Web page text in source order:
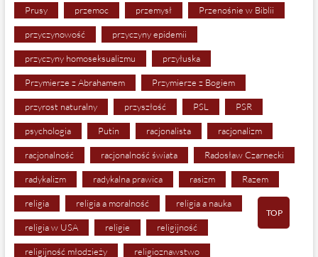
Prusy przemoc przemysł Przenośnie w Biblii
przyczynowość przyczyny epidemii
przyczyny homoseksualizmu przyłuska
Przymierze z Abrahamem Przymierze z Bogiem
przyrost naturalny przyszłość PSL PSR
psychologia Putin racjonalista racjonalizm
racjonalność racjonalność świata Radosław Czarnecki
radykalizm radykalna prawica rasizm Razem
religia religia a moralność religia a nauka
religia w USA religie religijność
religijność młodzieży religioznawstwo
TOP